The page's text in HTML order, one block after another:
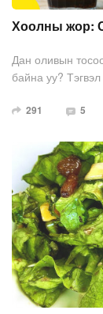
Хоолны жор:
Дан оливын
байна уу?
тун
хадгалах
291 5